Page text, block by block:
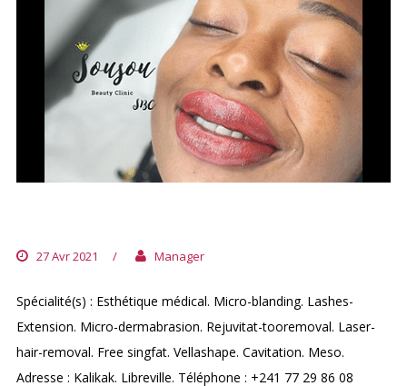
27 Avr 2021 / Manager
Spécialité(s) : Esthétique médical. Micro-blanding. Lashes-
Extension. Micro-dermabrasion. Rejuvitat-tooremoval. Laser-
hair-removal. Free singfat. Vellashape. Cavitation. Meso.
Adresse : Kalikak. Libreville. Téléphone : +241 77 29 86 08